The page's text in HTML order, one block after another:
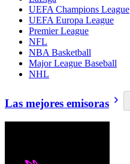
UEFA Champions League
UEFA Europa League
Premier League
NFL
NBA Basketball
Major League Baseball
NHL
Las mejores emisoras